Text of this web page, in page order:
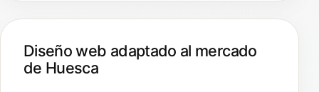
Diseño web adaptado al mercado
de Huesca